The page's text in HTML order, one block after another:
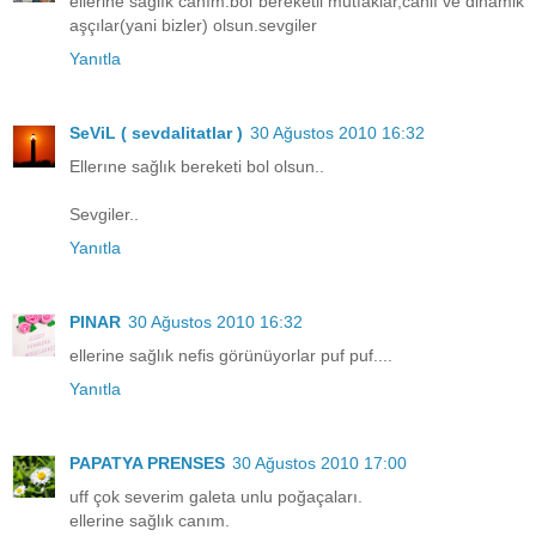
aşçılar(yani bizler) olsun.sevgiler
Yanıtla
SeViL ( sevdalitatlar ) 30 Ağustos 2010 16:32
Ellerıne sağlık bereketi bol olsun..
Sevgiler..
Yanıtla
PINAR 30 Ağustos 2010 16:32
ellerine sağlık nefis görünüyorlar puf puf....
Yanıtla
PAPATYA PRENSES 30 Ağustos 2010 17:00
uff çok severim galeta unlu poğaçaları.
ellerine sağlık canım.